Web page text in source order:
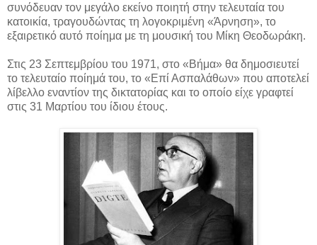
συνόδευαν τον μεγάλο εκείνο ποιητή στην τελευταία του
κατοικία, τραγουδώντας τη λογοκριμένη «Άρνηση», το
εξαιρετικό αυτό ποίημα με τη μουσική του Μίκη Θεοδωράκη.
Στις 23 Σεπτεμβρίου του 1971, στο «Βήμα» θα δημοσιευτεί
το τελευταίο ποίημά του, το «Επί Ασπαλάθων» που αποτελεί
λίβελλο εναντίον της δικτατορίας και το οποίο είχε γραφτεί
στις 31 Μαρτίου του ίδιου έτους.